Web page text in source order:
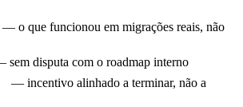
— o que funcionou em migrações reais, não
sem disputa com o roadmap interno
— incentivo alinhado a terminar, não a